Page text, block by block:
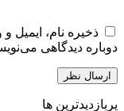
ذخیره نام، ایمیل
دوباره دیدگاهی
پربازدیدترین ها